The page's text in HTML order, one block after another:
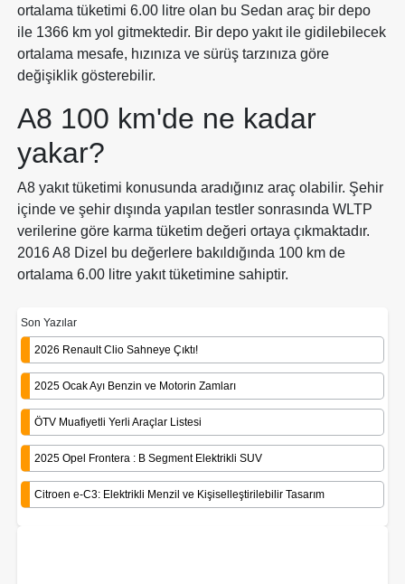
ortalama tüketimi 6.00 litre olan bu Sedan araç bir depo
ile 1366 km yol gitmektedir. Bir depo yakıt ile gidilebilecek
ortalama mesafe, hızınıza ve sürüş tarzınıza göre
değişiklik gösterebilir.
A8 100 km'de ne kadar
yakar?
A8 yakıt tüketimi konusunda aradığınız araç olabilir. Şehir
içinde ve şehir dışında yapılan testler sonrasında WLTP
verilerine göre karma tüketim değeri ortaya çıkmaktadır.
2016 A8 Dizel bu değerlere bakıldığında 100 km de
ortalama 6.00 litre yakıt tüketimine sahiptir.
Son Yazılar
2026 Renault Clio Sahneye Çıktı!
2025 Ocak Ayı Benzin ve Motorin Zamları
ÖTV Muafiyetli Yerli Araçlar Listesi
2025 Opel Frontera : B Segment Elektrikli SUV
Citroen e-C3: Elektrikli Menzil ve Kişiselleştirilebilir Tasarım